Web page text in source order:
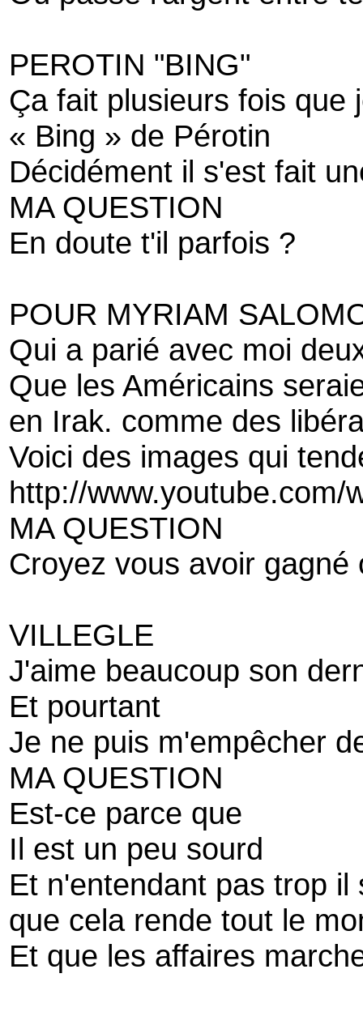
PEROTIN "BING"
Ça fait plusieurs fois que
« Bing » de Pérotin
Décidément il s'est fait
MA QUESTION
En doute t'il parfois ?
POUR MYRIAM
Qui a parié avec moi
Que les Américains
en Irak. comme des
Voici des images qui
http://www.youtube.com/
MA QUESTION
Croyez vous avoir
VILLEGLE
J'aime beaucoup son
Et pourtant
Je ne puis m'empêcher
MA QUESTION
Est-ce parce que
Il est un peu sourd
Et n'entendant pas trop il
que cela rende tout le
Et que les affaires